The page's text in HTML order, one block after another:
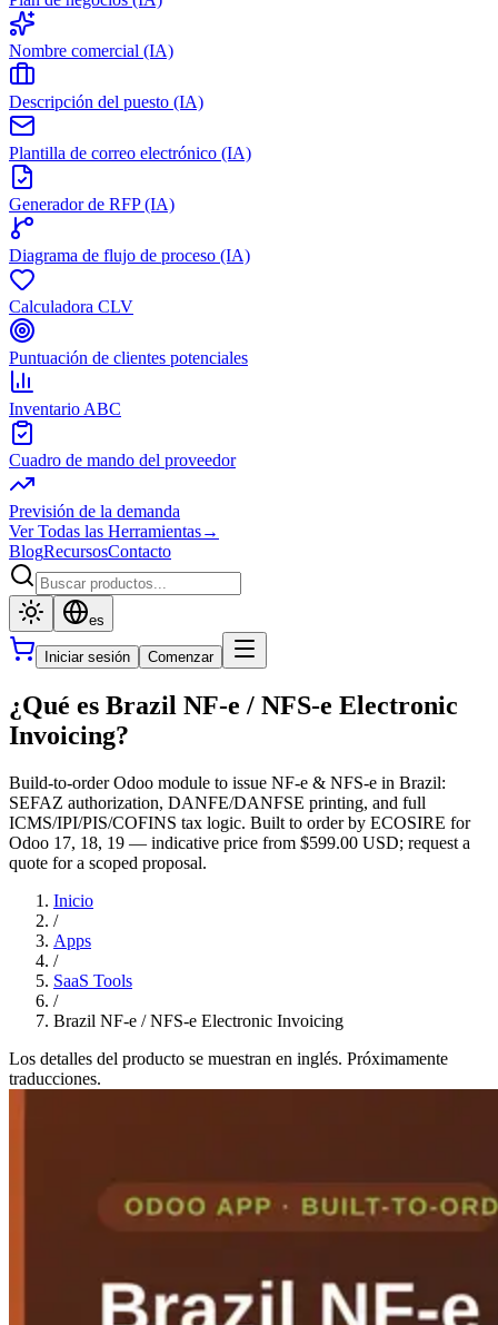
Nombre comercial (IA)
Descripción del puesto (IA)
Plantilla de correo electrónico (IA)
Generador de RFP (IA)
Diagrama de flujo de proceso (IA)
Calculadora CLV
Puntuación de clientes potenciales
Inventario ABC
Cuadro de mando del proveedor
Previsión de la demanda
Ver Todas las Herramientas→
BlogRecursosContacto
es
Iniciar sesión Comenzar
¿Qué es Brazil NF-e / NFS-e Electronic
Invoicing?
Build-to-order Odoo module to issue NF-e & NFS-e in Brazil:
SEFAZ authorization, DANFE/DANFSE printing, and full
ICMS/IPI/PIS/COFINS tax logic. Built to order by ECOSIRE for
Odoo 17, 18, 19 — indicative price from $599.00 USD; request a
quote for a scoped proposal.
Inicio
/
Apps
/
SaaS Tools
/
Brazil NF-e / NFS-e Electronic Invoicing
Los detalles del producto se muestran en inglés. Próximamente
traducciones.